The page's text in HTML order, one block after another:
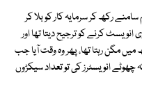
2 روز قبل نقد رقم سامنے رکھ کر سرمایہ کار کو بلا کر
کرنے کو ترجیح دیتا تھا اور
مگن رہتا تھا، پھر وہ وقت آیا جب
جا پہنچی جبکہ چھوٹے انویسٹرز کی تو تعداد سیکڑوں